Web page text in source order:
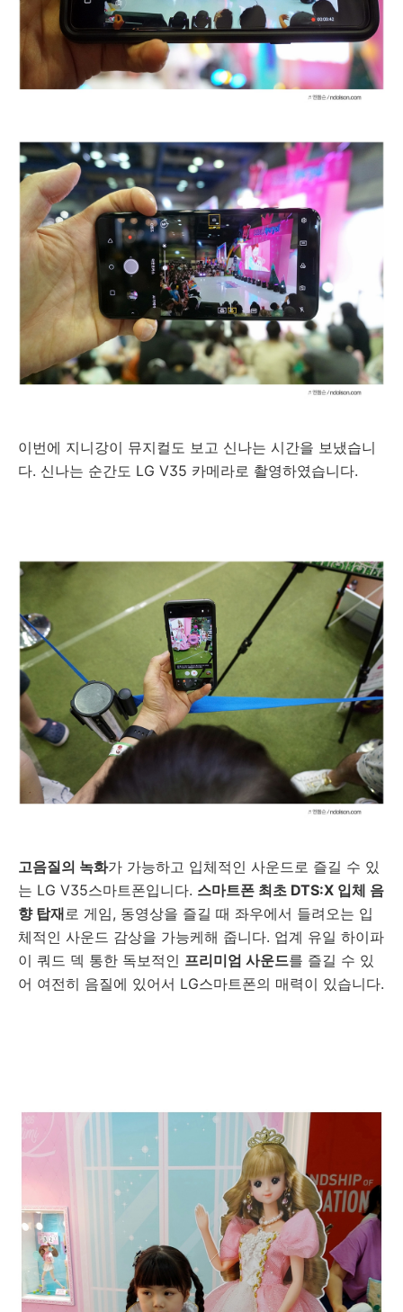
이번에 지니강이 뮤지컬도 보고 신나는 시간을 보냈습니
다. 신나는 순간도 LG V35 카메라로 촬영하였습니다.
고음질의 녹화가 가능하고 입체적인 사운드로 즐길 수 있
는 LG V35스마트폰입니다. 스마트폰 최초 DTS:X 입체 음
향 탑재로 게임, 동영상을 즐길 때 좌우에서 들려오는 입
체적인 사운드 감상을 가능케해 줍니다. 업계 유일 하이파
이 쿼드 덱 통한 독보적인 프리미엄 사운드를 즐길 수 있
어 여전히 음질에 있어서 LG스마트폰의 매력이 있습니다.